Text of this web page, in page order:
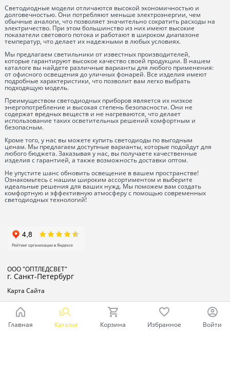
Светодиодные модели отличаются высокой экономичностью и
долговечностью. Они потребляют меньше электроэнергии, чем
обычные аналоги, что позволяет значительно сократить расходы на
электричество. При этом большинство из них имеют высокие
показатели светового потока и работают в широком диапазоне
температур, что делает их надежными в любых условиях.
Мы предлагаем светильники от известных производителей,
которые гарантируют высокое качество своей продукции. В нашем
каталоге вы найдете различные варианты для любого применения:
от офисного освещения до уличных фонарей. Все изделия имеют
подробные характеристики, что позволит вам легко выбрать
подходящую модель.
Преимуществом светодиодных приборов является их низкое
энергопотребление и высокая степень безопасности. Они не
содержат вредных веществ и не нагреваются, что делает
использование таких осветительных решений комфортным и
безопасным.
Кроме того, у нас вы можете купить светодиоды по выгодным
ценам. Мы предлагаем доступные варианты, которые подойдут для
любого бюджета. Заказывая у нас, вы получаете качественные
изделия с гарантией, а также возможность доставки оптом.
Не упустите шанс обновить освещение в вашем пространстве!
Ознакомьтесь с нашим широким ассортиментом и выберите
идеальные решения для ваших нужд. Мы поможем вам создать
комфортную и эффективную атмосферу с помощью современных
светодиодных технологий!
ООО "ОПТЛЕДСВЕТ"
г. Санкт-Петербург
Карта Сайта
Главная Каталог Корзина Избранное Войти